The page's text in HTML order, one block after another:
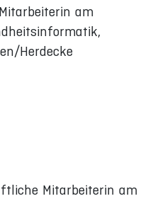
am
Herdecke
Mitarbeiterin am